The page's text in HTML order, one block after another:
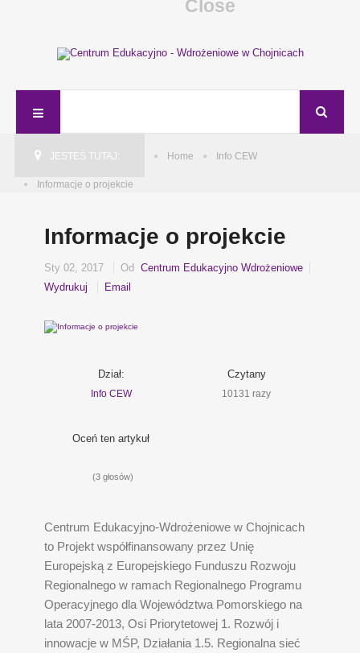
Close
JESTEŚ TUTAJ: Home Info CEW
Informacje o projekcie
Informacje o projekcie
Sty 02, 2017 OdCentrum Edukacyjno Wdrożeniowe
Wydrukuj
Email
Dział:
Info CEW
Czytany
10131 razy
Oceń ten artykuł
(3 głosów)
Centrum Edukacyjno-Wdrożeniowe w Chojnicach
to Projekt współfinansowany przez Unię
Europejską z Europejskiego Funduszu Rozwoju
Regionalnego w ramach Regionalnego Programu
Operacyjnego dla Województwa Pomorskiego na
lata 2007-2013, Osi Priorytetowej 1. Rozwój i
innowacje w MŚP, Działania 1.5. Regionalna sieć